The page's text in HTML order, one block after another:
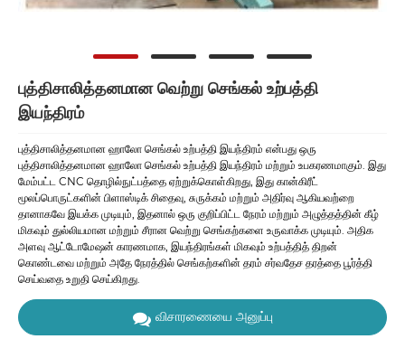
புத்திசாலித்தனமான வெற்று செங்கல் உற்பத்தி
இயந்திரம்
புத்திசாலித்தனமான ஹாலோ செங்கல் உற்பத்தி இயந்திரம் என்பது ஒரு
புத்திசாலித்தனமான ஹாலோ செங்கல் உற்பத்தி இயந்திரம் மற்றும் உபகரணமாகும். இது
மேம்பட்ட CNC தொழில்நுட்பத்தை ஏற்றுக்கொள்கிறது, இது கான்கிரீட்
மூலப்பொருட்களின் பிளாஸ்டிக் சிதைவு, சுருக்கம் மற்றும் அதிர்வு ஆகியவற்றை
தானாகவே இயக்க முடியும், இதனால் ஒரு குறிப்பிட்ட நேரம் மற்றும் அழுத்தத்தின் கீழ்
மிகவும் துல்லியமான மற்றும் சீரான வெற்று செங்கற்களை உருவாக்க முடியும். அதிக
அளவு ஆட்டோமேஷன் காரணமாக, இயந்திரங்கள் மிகவும் உற்பத்தித் திறன்
கொண்டவை மற்றும் அதே நேரத்தில் செங்கற்களின் தரம் சர்வதேச தரத்தை பூர்த்தி
செய்வதை உறுதி செய்கிறது.
விசாரணையை அனுப்பு